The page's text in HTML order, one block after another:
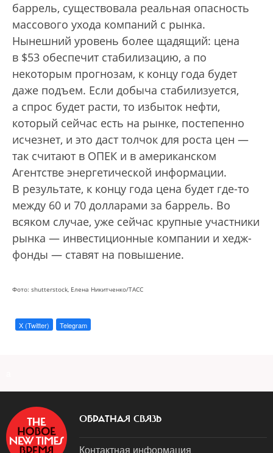
баррель, существовала реальная опасность
массового ухода компаний с рынка.
Нынешний уровень более щадящий: цена
в $53 обеспечит стабилизацию, а по
некоторым прогнозам, к концу года будет
даже подъем. Если добыча стабилизуется,
а спрос будет расти, то избыток нефти,
который сейчас есть на рынке, постепенно
исчезнет, и это даст толчок для роста цен —
так считают в ОПЕК и в американском
Агентстве энергетической информации.
В результате, к концу года цена будет где-то
между 60 и 70 долларами за баррель. Во
всяком случае, уже сейчас крупные участники
рынка — инвестиционные компании и хедж-
фонды — ставят на повышение.
Фото: shutterstock, Елена Никитченко/ТАСС
X (Twitter) Telegram
ОБРАТНАЯ СВЯЗЬ
Контактная информация